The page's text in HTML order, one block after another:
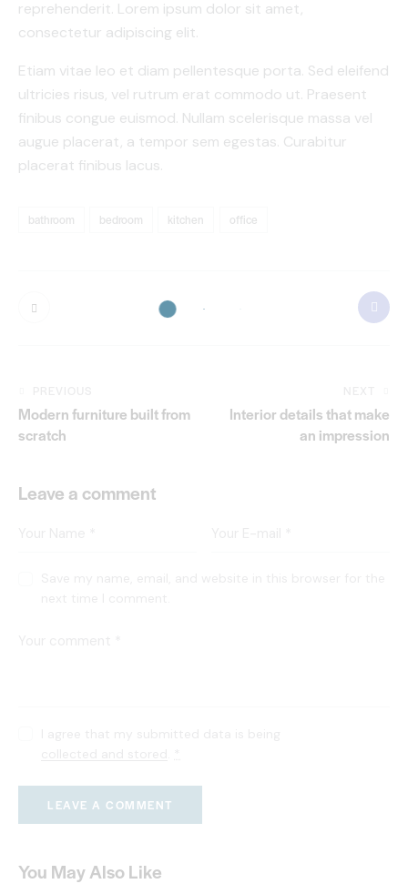
reprehenderit. Lorem ipsum dolor sit amet,
consectetur adipiscing elit.
Etiam vitae leo et diam pellentesque porta. Sed eleifend
ultricies risus, vel rutrum erat commodo ut. Praesent
finibus congue euismod. Nullam scelerisque massa vel
augue placerat, a tempor sem egestas. Curabitur
placerat finibus lacus.
bathroom bedroom kitchen office
Modern furniture built from
scratch
Interior details that make
an impression
Leave a comment
You May Also Like